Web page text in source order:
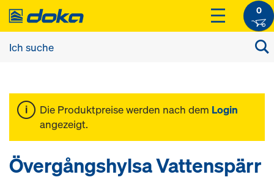
0
Die Produktpreise werden nach dem Login
angezeigt.
Övergångshylsa Vattenspärr